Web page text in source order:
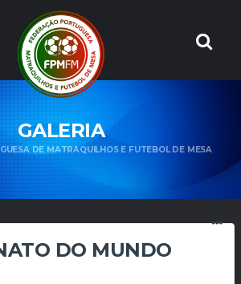
GALERIA
DE MATRAQUILHOS E FUTEBOL DE MESA
DO MUNDO